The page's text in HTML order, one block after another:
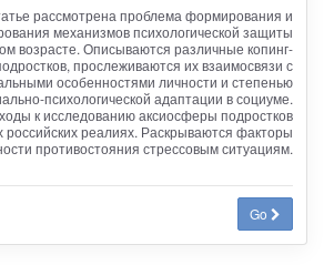
рассмотрена проблема формирования и
механизмов психологической защиты
возрасте. Описываются различные копинг-
прослеживаются их взаимосвязи с
особенностями личности и степенью
психологической адаптации в социуме.
к исследованию аксиосферы подростков
российских реалиях. Раскрываются факторы
противостояния стрессовым ситуациям.
Go